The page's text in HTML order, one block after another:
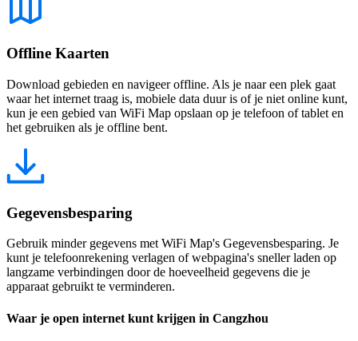
Offline Kaarten
Download gebieden en navigeer offline. Als je naar een plek gaat
waar het internet traag is, mobiele data duur is of je niet online kunt,
kun je een gebied van WiFi Map opslaan op je telefoon of tablet en
het gebruiken als je offline bent.
Gegevensbesparing
Gebruik minder gegevens met WiFi Map's Gegevensbesparing. Je
kunt je telefoonrekening verlagen of webpagina's sneller laden op
langzame verbindingen door de hoeveelheid gegevens die je
apparaat gebruikt te verminderen.
Waar je open internet kunt krijgen in Cangzhou